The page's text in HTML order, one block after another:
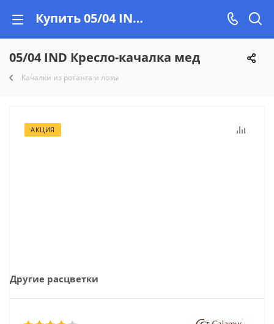
Купить 05/04 IND Кресло-качалка мед в Минске, рассрочка на Vishop.by
05/04 IND Кресло-качалка мед
Качалки из ротанга и лозы
AКЦИЯ
Другие расцветки